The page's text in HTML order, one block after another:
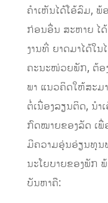
ຄໍາເຫັນໄດ້ໂອ້ລົມ,
ກ່ອນອື່ນ ສະຫາຍ ໄ
ງານທີ່ ຍາດມາໄດ້ໃ
ຄະນະໜ່ວຍພັກ, ຕ້ອ
ພາ ແນວຄິດໃຫ້ສະມ
ຕໍ່ເນື່ອງລຽນຕິດ, ນຳ
ກົດໝາຍຂອງລັດ ເພື່
ມີຄວາມອຸ່ນອ່ຽນທຸນ
ນະໂຍບາຍຂອງພັກ
ບັນຫາຄື: